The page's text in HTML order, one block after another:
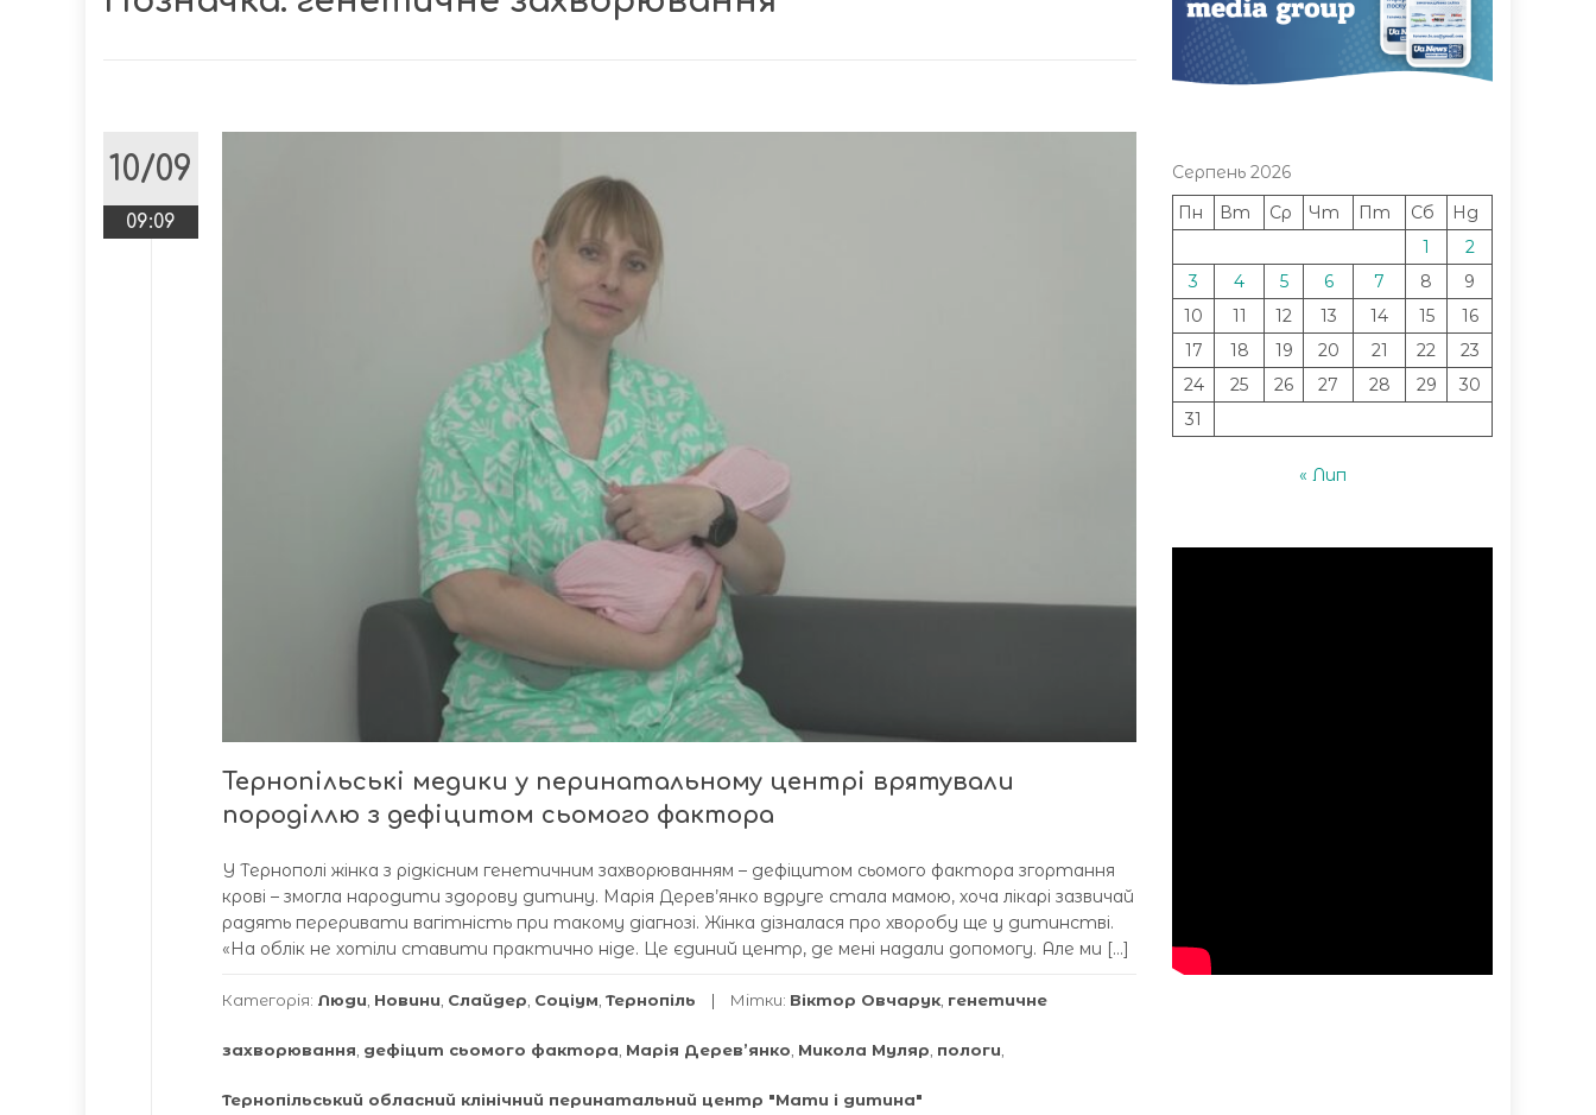
10/09
09:09
Тернопільські медики у перинатальному центрі врятували
породіллю з дефіцитом сьомого фактора
У Тернополі жінка з рідкісним генетичним захворюванням – дефіцитом сьомого фактора згортання
крові – змогла народити здорову дитину. Марія Дерев’янко вдруге стала мамою, хоча лікарі зазвичай
радять переривати вагітність при такому діагнозі. Жінка дізналася про хворобу ще у дитинстві.
«На облік не хотіли ставити практично ніде. Це єдиний центр, де мені надали допомогу. Але ми […]
Категорія: Люди Новини Слайдер Соціум Тернопіль Мітки: Віктор Овчарук генетичне
захворювання дефіцит сьомого фактора Марія Дерев’янко Микола Муляр пологи
Тернопільський обласний клінічний перинатальний центр "Мати і дитина"
Серпень 2026
Пн
Вт Ср Чт Пт Сб
Нд
1
2
3
4 5 6 7 8
9
10
11 12 13 14 15
16
17
18 19 20 21 22
23
24
25 26 27 28 29
30
31
« Лип